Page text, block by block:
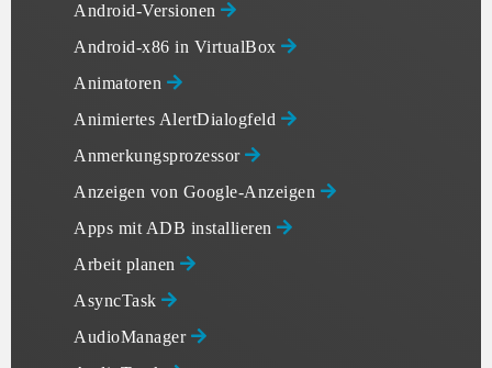
Android-Versionen
Android-x86 in VirtualBox
Animatoren
Animiertes AlertDialogfeld
Anmerkungsprozessor
Anzeigen von Google-Anzeigen
Apps mit ADB installieren
Arbeit planen
AsyncTask
AudioManager